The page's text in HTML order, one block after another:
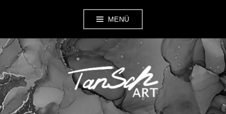
springen
MENÜ
TANSCH ART